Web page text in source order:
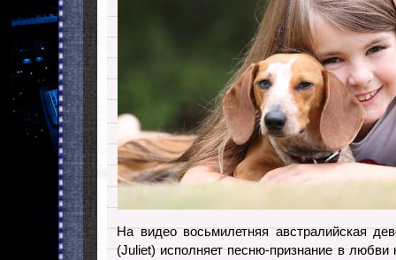
На видео восьмилетняя австралийская
(Juliet) исполняет песню-признание в любви